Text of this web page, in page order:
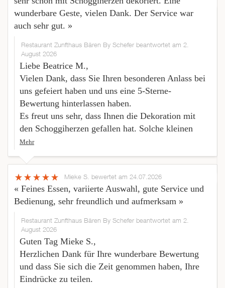
wunderbare Geste, vielen Dank. Der Service war
auch sehr gut. »
Restaurant Zunfthaus Bären By Schefer beantwortet am 2.
August 2026
Liebe Beatrice M.,
Vielen Dank, dass Sie Ihren besonderen Anlass bei
uns gefeiert haben und uns eine 5-Sterne-
Bewertung hinterlassen haben.
Es freut uns sehr, dass Ihnen die Dekoration mit
den Schoggiherzen gefallen hat. Solche kleinen
Mehr
Mieke S. bewertet am 24.07.2026
« Feines Essen, variierte Auswahl, gute Service und
Bedienung, sehr freundlich und aufmerksam »
Restaurant Zunfthaus Bären By Schefer beantwortet am 2.
August 2026
Guten Tag Mieke S.,
Herzlichen Dank für Ihre wunderbare Bewertung
und dass Sie sich die Zeit genommen haben, Ihre
Eindrücke zu teilen.